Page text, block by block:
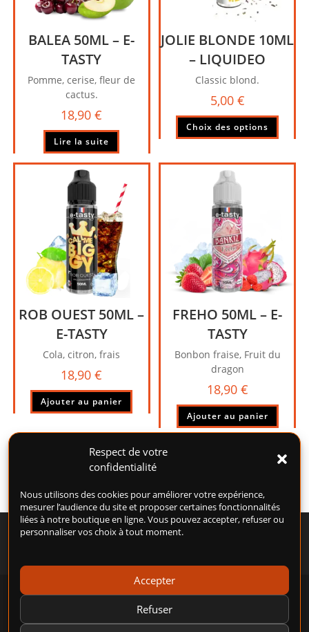
Respect de votre
confidentialité
Nous utilisons des cookies pour améliorer votre expérience,
mesurer l’audience du site et proposer certaines fonctionnalités
liées à notre boutique en ligne. Vous pouvez accepter, refuser ou
personnaliser vos choix à tout moment.
Accepter
Refuser
BALEA 50ML – E-
TASTY
Pomme, cerise, fleur de
cactus.
18,90€
Lire la suite
JOLIE BLONDE 10ML
– LIQUIDEO
Classic blond.
5,00 €
Choix des options
sur
la
ROB OUEST 50ML –
E-TASTY
Cola, citron, frais
18,90€
Ajouter au panier
FREHO 50ML – E-
TASTY
Bonbon fraise, Fruit du
dragon
18,90 €
Ajouter au panier
POLITIQUE DE COOKIES (UE)
CONDITIONS GÉNÉRALES D’UTILISATION (CGU)
CONDITIONS GÉNÉRALES DE VENTE (CGV)